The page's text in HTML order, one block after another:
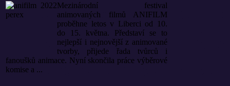
Mezinárodní festival
animovaných filmů ANIFILM
proběhne letos v Liberci od 10.
do 15. května. Představí se to
nejlepší i nejnovější z animované
tvorby, přijede řada tvůrců i
fanoušků animace. Nyní skončila práce výběrové
komise a ...